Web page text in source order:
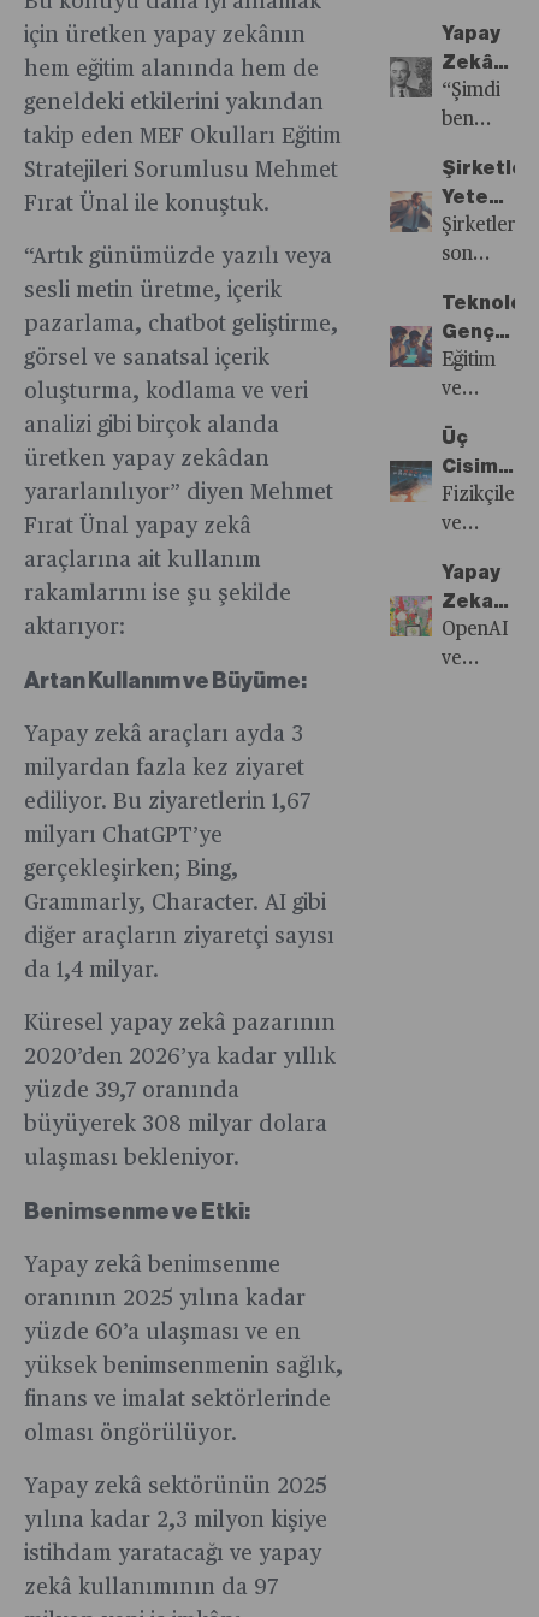
için üretken yapay zekânın
hem eğitim alanında hem de
geneldeki etkilerini yakından
takip eden MEF Okulları Eğitim
Stratejileri Sorumlusu Mehmet
Fırat Ünal ile konuştuk.
“Artık günümüzde yazılı veya
sesli metin üretme, içerik
pazarlama, chatbot geliştirme,
görsel ve sanatsal içerik
oluşturma, kodlama ve veri
analizi gibi birçok alanda
üretken yapay zekâdan
yararlanılıyor” diyen Mehmet
Fırat Ünal yapay zekâ
araçlarına ait kullanım
rakamlarını ise şu şekilde
aktarıyor:
Artan Kullanım ve Büyüme:
Yapay zekâ araçları ayda 3
milyardan fazla kez ziyaret
ediliyor. Bu ziyaretlerin 1,67
milyarı ChatGPT’ye
gerçekleşirken; Bing,
Grammarly, Character. AI gibi
diğer araçların ziyaretçi sayısı
da 1,4 milyar.
Küresel yapay zekâ pazarının
2020’den 2026’ya kadar yıllık
yüzde 39,7 oranında
büyüyerek 308 milyar dolara
ulaşması bekleniyor.
Benimsenme ve Etki:
Yapay zekâ benimsenme
oranının 2025 yılına kadar
yüzde 60’a ulaşması ve en
yüksek benimsenmenin sağlık,
finans ve imalat sektörlerinde
olması öngörülüyor.
Yapay zekâ sektörünün 2025
yılına kadar 2,3 milyon kişiye
istihdam yaratacağı ve yapay
zekâ kullanımının da 97
bilimsel
başına
gelen
SpaceX
işbirliği
ile
uzaya
uydu
Yıldız,
bu
heyecanlı
süreci
Bloomberg
Türkiye
için
anlattı.
Türkiye’ye
etkisi
ne?
Bloomberg
olarak
bakır
mercek
altına
aldık…
bakır
gösterdi…
önemli
adımlar
attı.
işe
başlamıştı.
Şimdi
ise
yeni
nesil
nükleer
sağlamak
istiyor
ve bu
yolda
eskilerini
kapatıyor.
Jeo-
ekonomik
IMF
Ticaret
ve
Geleceği
yeni
kutuplar,
ekonomik
sistemde
dayalı
bir role
razı mı
yoksa
küresel
çatışmaları
ve
mı
Yapay
Zekânın
Geleceği
“Şimdi
ben
oldum,
dünyaların
yok
edicisi”
Robert
J.
Sorunu
Şirketlerin
son
en
büyük
birisi de
yetenekli
çalışanları
bulmak
kadar
elde
tutabilmek.
Şirketlerin
iş
Katkısı
Rolü
Eğitim
ve
etkin
kullanımı
ve
bilinçli
kararlar
almak,
Üç
Cisim
Problemi
-
Yapay
Zekâya
Fizikçilerin
ve
üç cisim
Yapay
Zeka
Çağına
OpenAI
ve